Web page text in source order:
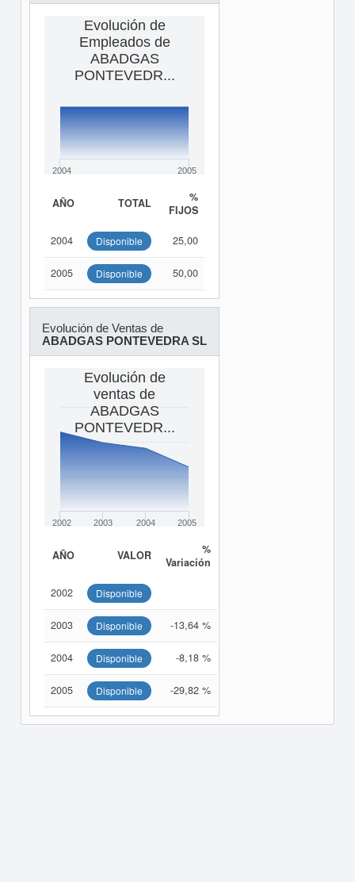
Evolución de
Empleados de
ABADGAS
PONTEVEDR...
2004 2005
AÑO TOTAL
%
FIJOS
2004 Disponible 25,00
2005 Disponible 50,00
Evolución de Ventas de
ABADGAS PONTEVEDRA SL
Evolución de
ventas de
ABADGAS
PONTEVEDR...
2002 2003 2004 2005
AÑO VALOR
%
Variación
2002 Disponible
2003 Disponible -13,64 %
2004 Disponible -8,18 %
2005 Disponible -29,82 %